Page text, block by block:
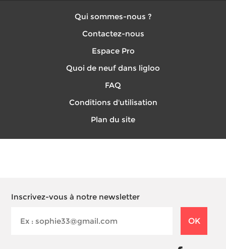
Qui sommes-nous ?
Contactez-nous
Espace Pro
Quoi de neuf dans ligloo
FAQ
Conditions d'utilisation
Plan du site
Inscrivez-vous à notre newsletter